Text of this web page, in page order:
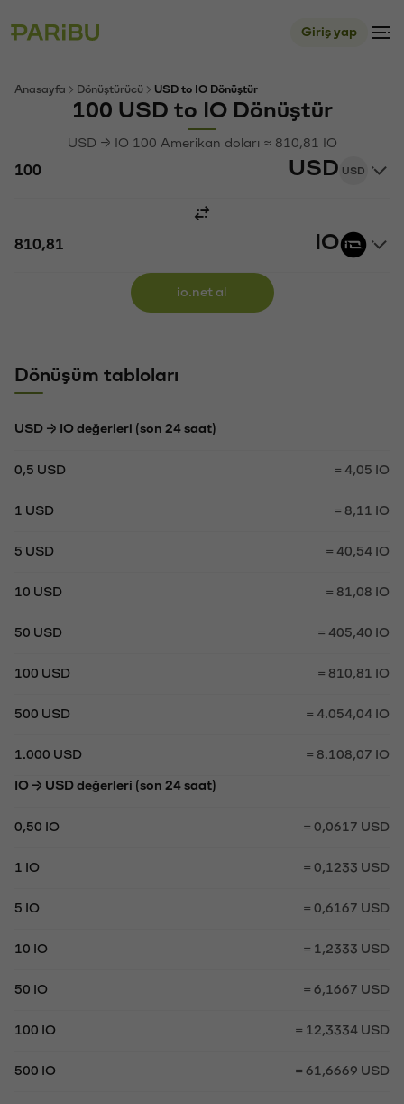
Giriş yap
Anasayfa Dönüştürücü USD to IO Dönüştür
100 USD to IO Dönüştür
USD → IO 100 Amerikan doları ≈ 810,81 IO
USD USD
IO
io.net al
Dönüşüm tabloları
USD → IO değerleri (son 24 saat)
0,5 USD = 4,05 IO
1 USD = 8,11 IO
5 USD = 40,54 IO
10 USD = 81,08 IO
50 USD = 405,40 IO
100 USD = 810,81 IO
500 USD = 4.054,04 IO
1.000 USD = 8.108,07 IO
IO → USD değerleri (son 24 saat)
0,50 IO = 0,0617 USD
1 IO = 0,1233 USD
5 IO = 0,6167 USD
10 IO = 1,2333 USD
50 IO = 6,1667 USD
100 IO = 12,3334 USD
500 IO = 61,6669 USD